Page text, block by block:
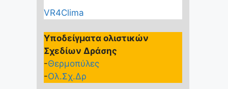
VR4Clima
Υποδείγματα ολιστικών
Σχεδίων Δράσης
-Θερμοπύλες
-Ολ.Σχ.Δρ